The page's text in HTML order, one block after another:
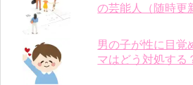
の芸能人（随時更
男の子が性に目覚
マはどう対処する